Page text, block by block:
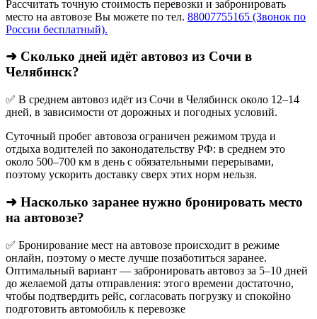
Рассчитать точную стоимость перевозки и забронировать
место на автовозе Вы можете по тел. 88007755165 (Звонок по
России бесплатный).
➜ Сколько дней идёт автовоз из Сочи в
Челябинск?
✅ В среднем автовоз идёт из Сочи в Челябинск около 12–14
дней, в зависимости от дорожных и погодных условий.
Суточный пробег автовоза ограничен режимом труда и
отдыха водителей по законодательству РФ: в среднем это
около 500–700 км в день с обязательными перерывами,
поэтому ускорить доставку сверх этих норм нельзя.
➜ Насколько заранее нужно бронировать место
на автовозе?
✅ Бронирование мест на автовозе происходит в режиме
онлайн, поэтому о месте лучше позаботиться заранее.
Оптимальный вариант — забронировать автовоз за 5–10 дней
до желаемой даты отправления: этого времени достаточно,
чтобы подтвердить рейс, согласовать погрузку и спокойно
подготовить автомобиль к перевозке